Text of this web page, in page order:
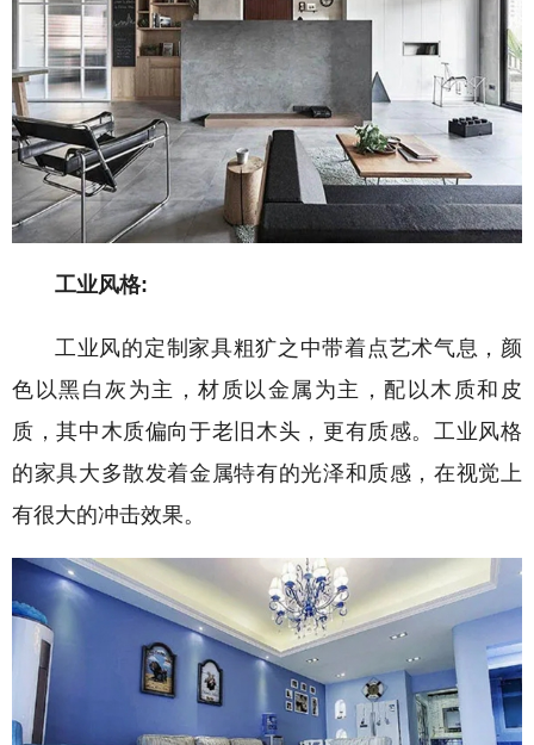
工业风格:
工业风的定制家具粗犷之中带着点艺术气息，颜
色以黑白灰为主，材质以金属为主，配以木质和皮
质，其中木质偏向于老旧木头，更有质感。工业风格
的家具大多散发着金属特有的光泽和质感，在视觉上
有很大的冲击效果。